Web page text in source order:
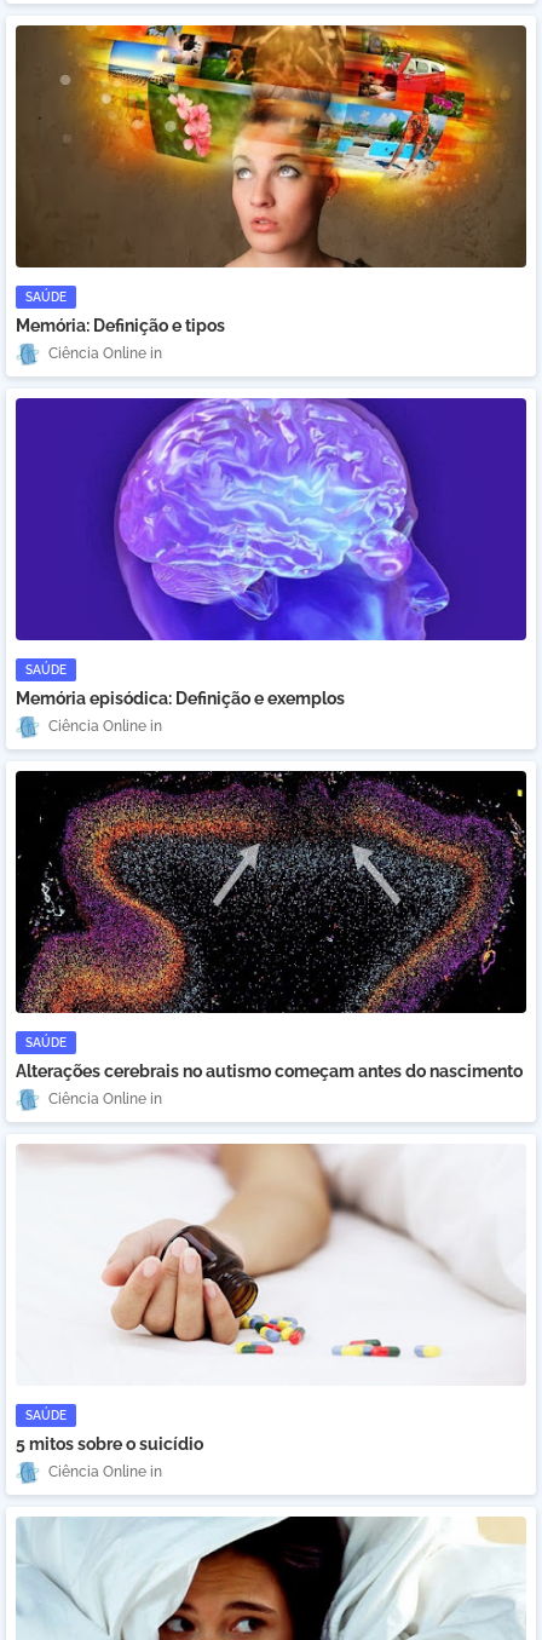
SAÚDE
Memória: Definição e tipos
Ciência Online
SAÚDE
Memória episódica: Definição e exemplos
Ciência Online
SAÚDE
Alterações cerebrais no autismo começam antes do nascimento
Ciência Online
SAÚDE
5 mitos sobre o suicídio
Ciência Online